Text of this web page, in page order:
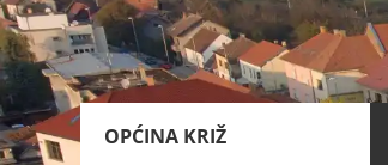
OPĆINA KRIŽ